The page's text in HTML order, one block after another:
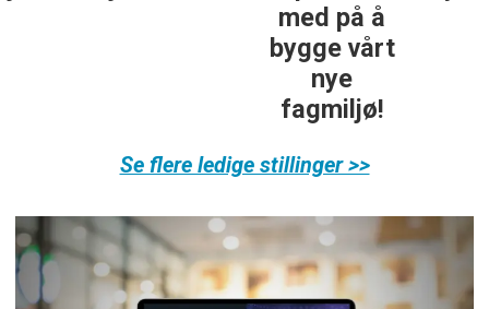
med på å
bygge vårt
fagmiljø!
Se flere ledige stillinger >>